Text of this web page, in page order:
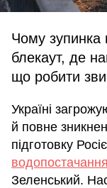
Чому зупинка
блекаут, де
що робити
Україні
й повне
підготовку
водопостачання
Зеленський.